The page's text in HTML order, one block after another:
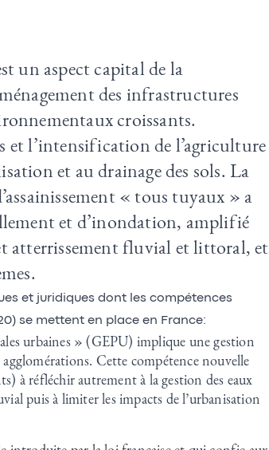
un aspect capital de la
des infrastructures
croissants.
et l’intensification de l’agriculture
et au drainage des sols. La
« tous tuyaux » a
et d’inondation, amplifié
atterrissement fluvial et littoral, et
et juridiques dont les compétences
se mettent en place en France:
urbaines » (GEPU) implique une gestion
agglomérations. Cette compétence nouvelle
à réfléchir autrement à la gestion des eaux
puis à limiter les impacts de l’urbanisation